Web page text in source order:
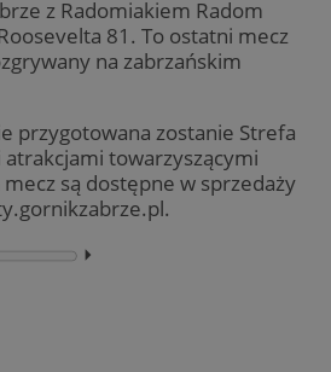
z Radomiakiem Radom
81. To ostatni mecz
na zabrzańskim
przygotowana zostanie Strefa
towarzyszącymi
są dostępne w sprzedaży
⏵︎